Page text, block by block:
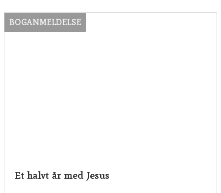
BOGANMELDELSE
Et halvt år med Jesus